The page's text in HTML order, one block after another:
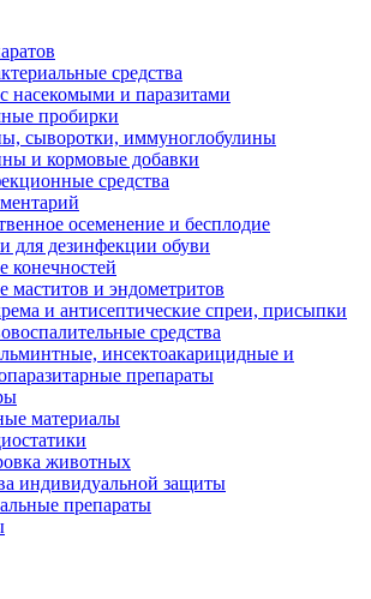
средства
насекомыми и паразитами
пробирки
сыворотки, иммуноглобулины
и кормовые добавки
средства
осеменение и бесплодие
для дезинфекции обуви
конечностей
маститов и эндометритов
и антисептические спреи, присыпки
средства
инсектоакарицидные и
препараты
материалы
животных
индивидуальной защиты
препараты